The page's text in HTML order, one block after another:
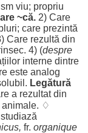
viu; propriu
~că.2) Care
; care prezintă
Care rezultă din
. 4) (despre
interne dintre
este analog
. Legătură
a rezultatdin
animale. ♢
studiază
fr. organique